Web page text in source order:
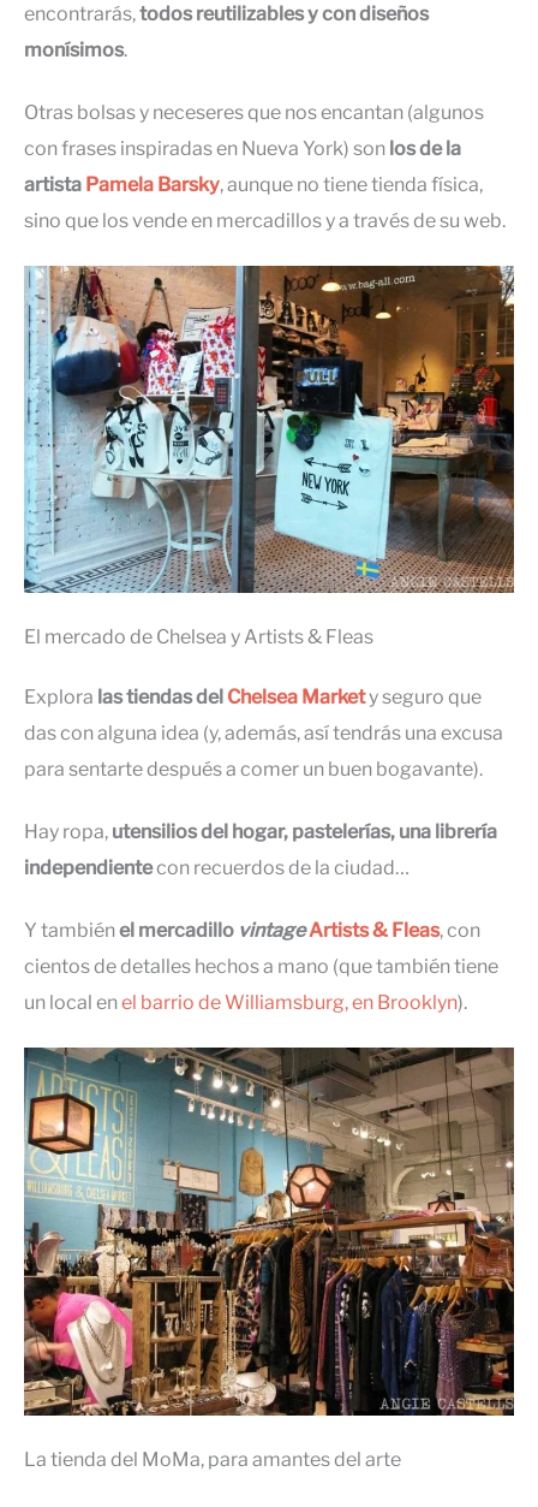
encontrarás,todos reutilizables y con diseños
monísimos.
Otras bolsas y neceseres que nos encantan (algunos
con frases inspiradas en Nueva York) son los de la
artista Pamela Barsky, aunque no tiene tienda física,
sino que los vende en mercadillos y a través de su web.
El mercado de Chelsea y Artists & Fleas
Explora las tiendas del Chelsea Markety seguro que
das con alguna idea (y, además, así tendrás una excusa
para sentarte después a comer un buen bogavante).
Hay ropa, utensilios del hogar, pastelerías, una librería
independientecon recuerdos de la ciudad…
Y tambiénel mercadillo vintageArtists & Fleas, con
cientos de detalles hechos a mano (que también tiene
un local enel barrio de Williamsburg, en Brooklyn).
La tienda del MoMa, para amantes del arte